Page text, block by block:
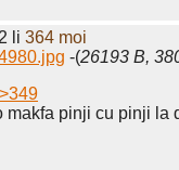
li 364 moi
-(26193 B,
makfa pinji cu pinji la